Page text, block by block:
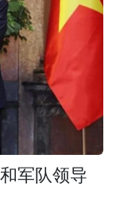
军队领导